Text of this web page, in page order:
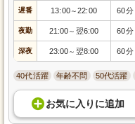
遅番 13:00～22:00 60分
夜勤 21:00～ 翌6:00 60分
深夜 23:00～ 翌8:00 60分
40代活躍 年齢不問 50代活躍
お気に入り に追加